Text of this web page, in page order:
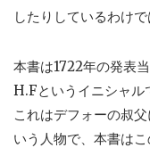
したりしているわけで
本書は1722年の発表
H.Fというイニシャル
これはデフォーの叔
いう人物で、本書は